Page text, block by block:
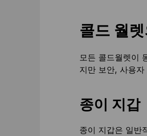
콜드 월
모든 콜드월렛이
지만 보안, 사용
종이 지갑
종이 지갑은 일반